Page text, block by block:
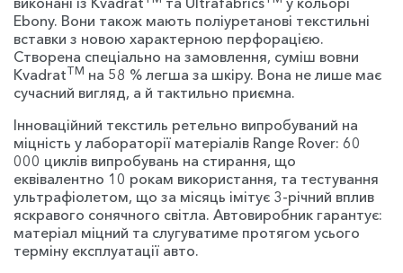
Ebony. Вони також мають поліуретанові текстильні
вставки з новою характерною перфорацією.
Створена спеціально на замовлення, суміш вовни
KvadratTM на 58 % легша за шкіру. Вона не лише має
сучасний вигляд, а й тактильно приємна.
Інноваційний текстиль ретельно випробуваний на
міцність у лабораторії матеріалів Range Rover: 60
000 циклів випробувань на стирання, що
еквівалентно 10 рокам використання, та тестування
ультрафіолетом, що за місяць імітує 3-річний вплив
яскравого сонячного світла. Автовиробник гарантує:
матеріал міцний та слугуватиме протягом усього
терміну експлуатації авто.